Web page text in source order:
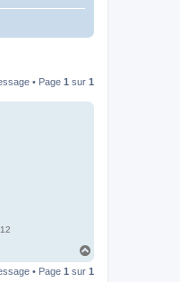
• Page 1 sur 1
u
• Page 1 sur 1